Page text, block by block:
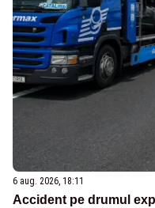
6 aug. 2026, 18:11
Accident pe drumul